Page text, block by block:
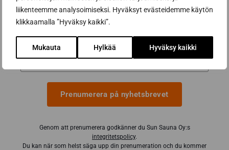
liikenteemme analysoimiseksi. Hyväksyt evästeidemme käytön
klikkaamalla ”Hyväksy kaikki”.
Mukauta Hylkää Hyväksy kaikki
våra partners för att hjälpa dig att göra de
bästa bastuköpen
E-postadress *
Prenumerera på nyhetsbrevet
Genom att prenumerera godkänner du Sun Sauna Oy:s
integritetspolicy.
Du kan när som helst säga upp din prenumeration och du kommer